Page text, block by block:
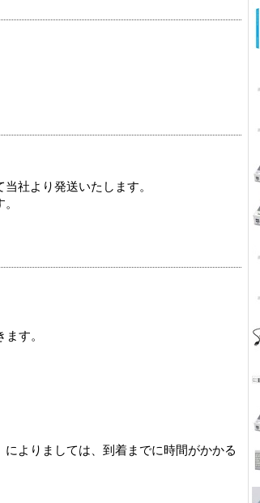
社より発送いたします。
す。
よりましては、到着までに時間がかかる